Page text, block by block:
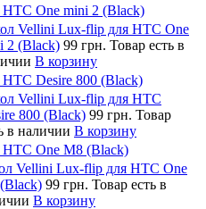
One mini 2 (Black)
Vellini Lux-flip для HTC One
2 (Black) 99 грн. Товар есть в
В корзину
Desire 800 (Black)
Vellini Lux-flip для HTC
800 (Black) 99 грн. Товар
в наличии В корзину
One M8 (Black)
Vellini Lux-flip для HTC One
99 грн. Товар есть в
В корзину